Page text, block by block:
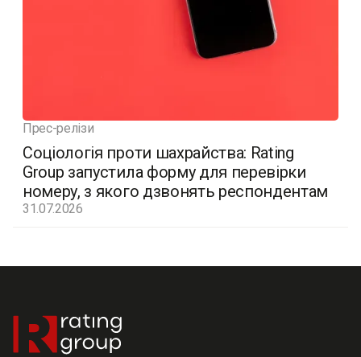
Прес-релізи
Соціологія проти шахрайства: Rating
Group запустила форму для перевірки
номеру, з якого дзвонять респондентам
31.07.2026